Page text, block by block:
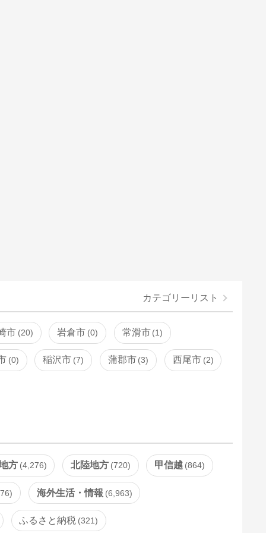
カテゴリーリスト
市 20 岩倉市 0 常滑市 1
0 稲沢市 7 蒲郡市 3 西尾市 2
方 4,276 北陸地方 720 甲信越 864
海外生活・情報 6,963
ふるさと納税 321